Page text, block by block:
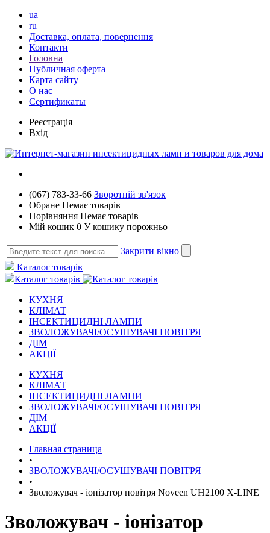
ua
ru
Доставка, оплата, повернення
Контакти
Головна
Публичная оферта
Карта сайту
О нас
Сертификаты
Реєстрація
Вхід
(067) 783-33-66 Зворотній зв'язок
Обране Немає товарів
Порівняння Немає товарів
Мій кошик 0 У кошику порожньо
Закрити вікно
Каталог товарів
Каталог товарів
КУХНЯ
КЛІМАТ
ІНСЕКТИЦИДНІ ЛАМПИ
ЗВОЛОЖУВАЧІ/ОСУШУВАЧІ ПОВІТРЯ
ДІМ
АКЦІЇ
КУХНЯ
КЛІМАТ
ІНСЕКТИЦИДНІ ЛАМПИ
ЗВОЛОЖУВАЧІ/ОСУШУВАЧІ ПОВІТРЯ
ДІМ
АКЦІЇ
Главная страница
•
ЗВОЛОЖУВАЧІ/ОСУШУВАЧІ ПОВІТРЯ
•
Зволожувач - іонізатор повітря Noveen UH2100 X-LINE
Зволожувач - іонізатор